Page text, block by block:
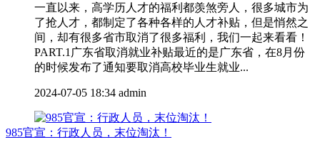
一直以来，高学历人才的福利都羡煞旁人，很多城市为
了抢人才，都制定了各种各样的人才补贴，但是悄然之
间，却有很多省市取消了很多福利，我们一起来看看！
PART.1广东省取消就业补贴最近的是广东省，在8月份
的时候发布了通知要取消高校毕业生就业...
2024-07-05 18:34 admin
985官宣：行政人员，末位淘汰！